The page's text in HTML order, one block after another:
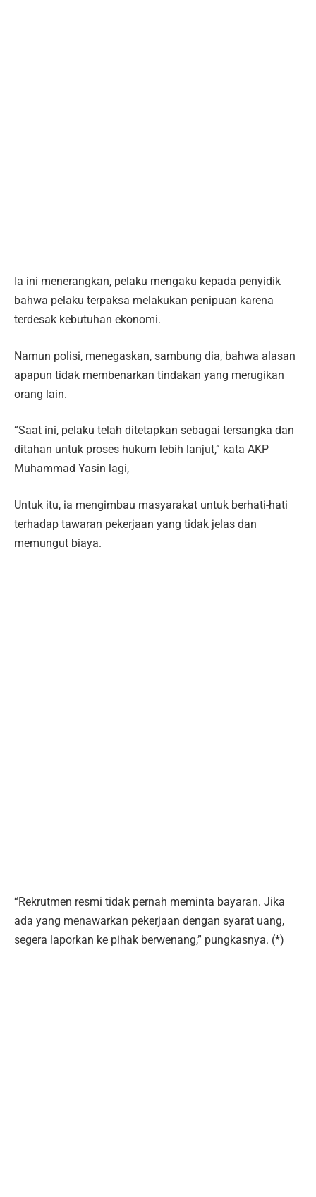
Ia ini menerangkan, pelaku mengaku kepada penyidik
bahwa pelaku terpaksa melakukan penipuan karena
terdesak kebutuhan ekonomi.
Namun polisi, menegaskan, sambung dia, bahwa alasan
apapun tidak membenarkan tindakan yang merugikan
orang lain.
“Saat ini, pelaku telah ditetapkan sebagai tersangka dan
ditahan untuk proses hukum lebih lanjut,” kata AKP
Muhammad Yasin lagi,
Untuk itu, ia mengimbau masyarakat untuk berhati-hati
terhadap tawaran pekerjaan yang tidak jelas dan
memungut biaya.
“Rekrutmen resmi tidak pernah meminta bayaran. Jika
ada yang menawarkan pekerjaan dengan syarat uang,
segera laporkan ke pihak berwenang,” pungkasnya. (*)